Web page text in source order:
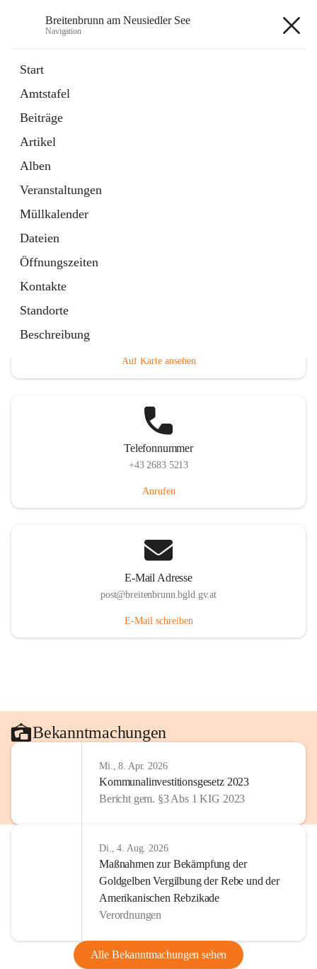
Breitenbrunn am Neusiedler See
Navigation
Start
Amtstafel
Beiträge
Artikel
Alben
Veranstaltungen
Müllkalender
Dateien
Öffnungszeiten
Kontakte
Standorte
Beschreibung
18 Schnellzugriffe
Gemeindeservice
Auf Karte ansehen
Telefonnummer
+43 2683 5213
Anrufen
E-Mail Adresse
post@breitenbrunn.bgld.gv.at
E-Mail schreiben
Bekanntmachungen
Mi., 8. Apr. 2026
Kommunalinvestitionsgesetz 2023
Bericht gem. §3 Abs 1 KIG 2023
Di., 4. Aug. 2026
Maßnahmen zur Bekämpfung der
Goldgelben Vergilbung der Rebe und der
Amerikanischen Rebzikade
Verordnungen
Alle Bekanntmachungen sehen